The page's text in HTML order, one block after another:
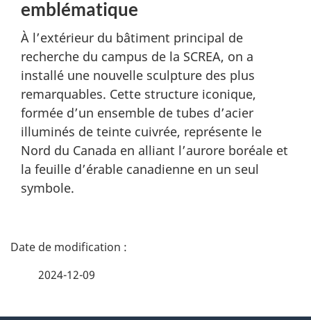
emblématique
À l’extérieur du bâtiment principal de
recherche du campus de la SCREA, on a
installé une nouvelle sculpture des plus
remarquables. Cette structure iconique,
formée d’un ensemble de tubes d’acier
illuminés de teinte cuivrée, représente le
Nord du Canada en alliant l’aurore boréale et
la feuille d’érable canadienne en un seul
symbole.
D
2024-12-09